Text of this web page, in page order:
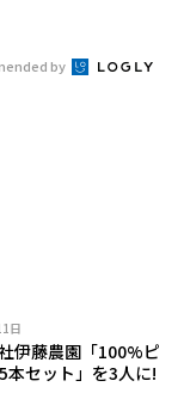
by
日
伊藤農園「100%ピ
セット」を3人に!